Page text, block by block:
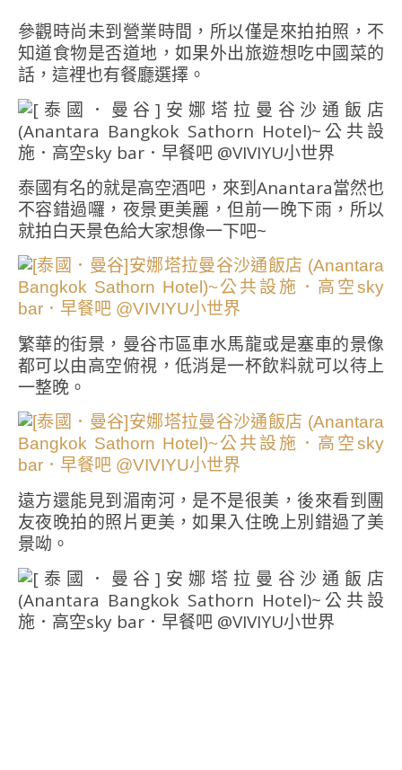
參觀時尚未到營業時間，所以僅是來拍拍照，不
知道食物是否道地，如果外出旅遊想吃中國菜的
話，這裡也有餐廳選擇。
泰國有名的就是高空酒吧，來到Anantara當然也
不容錯過囉，夜景更美麗，但前一晚下雨，所以
就拍白天景色給大家想像一下吧~
繁華的街景，曼谷市區車水馬龍或是塞車的景像
都可以由高空俯視，低消是一杯飲料就可以待上
一整晚。
遠方還能見到湄南河，是不是很美，後來看到團
友夜晚拍的照片更美，如果入住晚上別錯過了美
景呦。